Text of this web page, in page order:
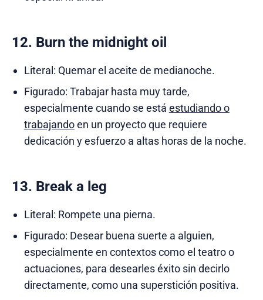
12. Burn the midnight oil
Literal: Quemar el aceite de medianoche.
Figurado: Trabajar hasta muy tarde,
especialmente cuando se está estudiando o
trabajandoen un proyecto que requiere
dedicación y esfuerzo a altas horas de la noche.
13. Break a leg
Literal: Rompete una pierna.
Figurado: Desear buena suerte a alguien,
especialmente en contextos como el teatro o
actuaciones, para desearles éxito sin decirlo
directamente, como una superstición positiva.